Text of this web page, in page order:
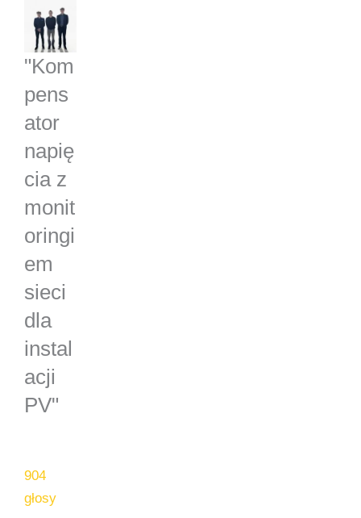
"Kom
pens
ator
napię
cia z
monit
oringi
em
sieci
dla
instal
acji
PV"
904
głosy